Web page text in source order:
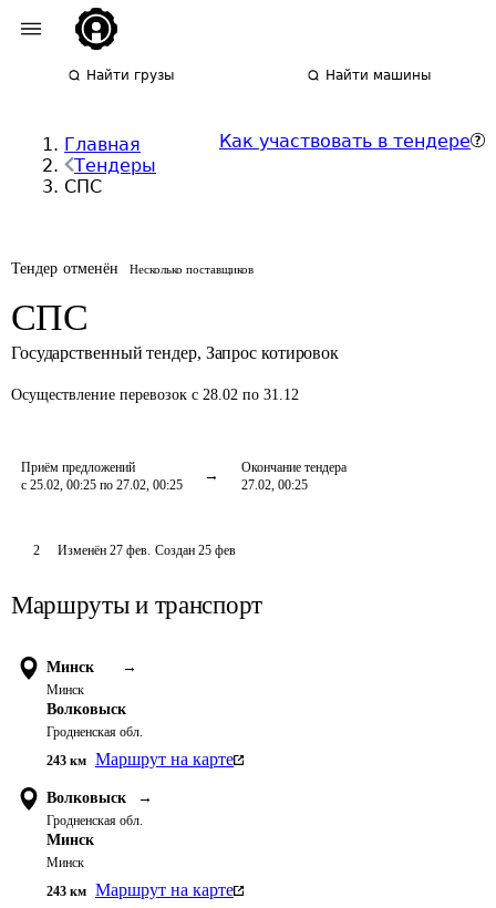
Найти грузы Найти машины
Главная
Тендеры
СПС
Как участвовать в тендере
Тендер отменён Несколько поставщиков
СПС
Государственный тендер, Запрос котировок
Осуществление перевозок с 28.02 по 31.12
Приём предложений
с 25.02, 00:25 по 27.02, 00:25
Окончание тендера
27.02, 00:25
2 Изменён 27 фев. Создан 25 фев
Маршруты и транспорт
Минск →
Минск
Волковыск
Гродненская обл.
243 км Маршрут на карте
Волковыск →
Гродненская обл.
Минск
Минск
243 км Маршрут на карте